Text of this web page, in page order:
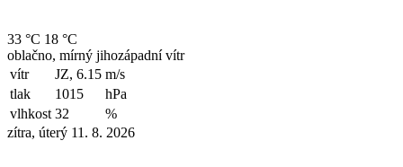
33 °C 18 °C
oblačno, mírný jihozápadní vítr
vítr
JZ, 6.15 m/s
tlak
1015
hPa
vlhkost 32
%
zítra, úterý 11. 8. 2026